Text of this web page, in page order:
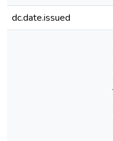
dc.date.issued